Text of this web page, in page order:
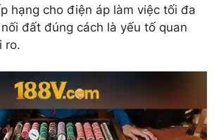
hạng cho điện áp làm việc tối đa
nối đất đúng cách là yếu tố quan
ro.